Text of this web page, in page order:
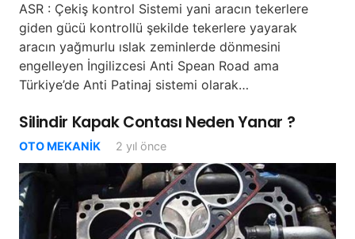
ASR : Çekiş kontrol Sistemi yani aracın tekerlere
giden gücü kontrollü şekilde tekerlere yayarak
aracın yağmurlu ıslak zeminlerde dönmesini
engelleyen İngilizcesi Anti Spean Road ama
Türkiye’de Anti Patinaj sistemi olarak…
Silindir Kapak Contası Neden Yanar ?
OTO MEKANIK 2 yıl önce